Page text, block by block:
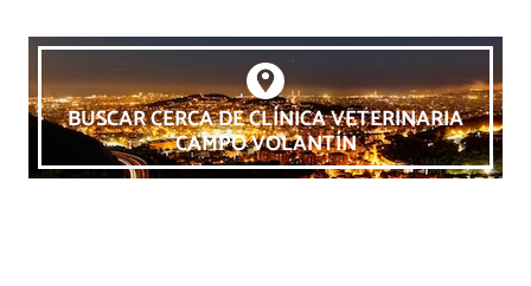
BUSCAR CERCA DE CLÍNICA VETERINARIA
CAMPO VOLANTÍN